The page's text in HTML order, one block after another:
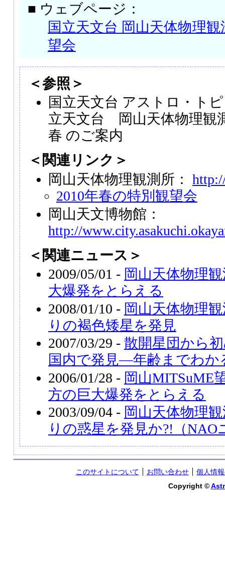
■ ウェブページ：
国立天文台 岡山天体物理
望会
＜参照＞
国立天文台 アストロ・ト
立天文台 岡山天体物理観
春 のご案内
＜関連リンク＞
岡山天体物理観測所：
2010年春の特別観望会
岡山天文博物館：
http://
＜関連ニュース＞
2009/05/01 - 岡山天体物理
大爆発をとらえる
2008/01/10 - 岡山天体物理
りの褐色矮星を発見
2007/03/29 - 散開星団から
国内で発見―年齢までわか
2006/01/28 - 岡山MITSuME
方の巨大爆発をとらえる
2003/09/04 - 岡山天体物理
りの惑星を発見か?!（NAO
このサイトについて お問い合わせ
個人情
Copyright ©